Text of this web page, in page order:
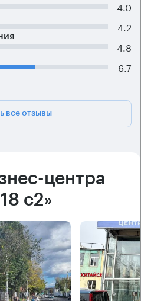
4.0
4.2
4.8
6.7
все отзывы
центра
с2»